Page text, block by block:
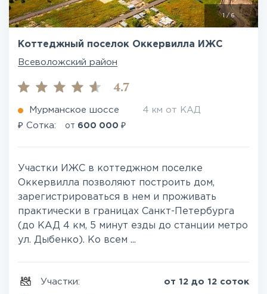
1/6
Коттеджный поселок Оккервилла ИЖС
Всеволожский район
4.7
Мурманское шоссе 4 км от КАД
₽ Сотка: от 600 000 ₽
Участки ИЖС в коттеджном поселке
Оккервилла позволяют построить дом,
зарегистрироваться в нем и проживать
практически в границах Санкт-Петербурга
(до КАД 4 км, 5 минут езды до станции метро
ул. Дыбенко). Ко всем ...
Участки: от 12 до 12 соток